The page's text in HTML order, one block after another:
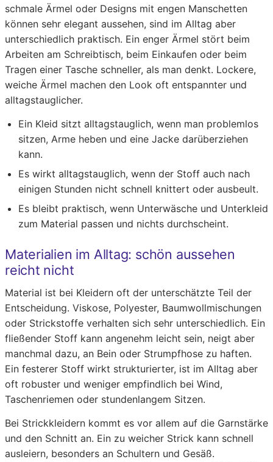
schmale Ärmel oder Designs mit engen Manschetten
können sehr elegant aussehen, sind im Alltag aber
unterschiedlich praktisch. Ein enger Ärmel stört beim
Arbeiten am Schreibtisch, beim Einkaufen oder beim
Tragen einer Tasche schneller, als man denkt. Lockere,
weiche Ärmel machen den Look oft entspannter und
alltagstauglicher.
Ein Kleid sitzt alltagstauglich, wenn man problemlos
sitzen, Arme heben und eine Jacke darüberziehen
kann.
Es wirkt alltagstauglich, wenn der Stoff auch nach
einigen Stunden nicht schnell knittert oder ausbeult.
Es bleibt praktisch, wenn Unterwäsche und Unterkleid
zum Material passen und nichts durchscheint.
Materialien im Alltag: schön aussehen
reicht nicht
Material ist bei Kleidern oft der unterschätzte Teil der
Entscheidung. Viskose, Polyester, Baumwollmischungen
oder Strickstoffe verhalten sich sehr unterschiedlich. Ein
fließender Stoff kann angenehm leicht sein, neigt aber
manchmal dazu, an Bein oder Strumpfhose zu haften.
Ein festerer Stoff wirkt strukturierter, ist im Alltag aber
oft robuster und weniger empfindlich bei Wind,
Taschenriemen oder stundenlangem Sitzen.
Bei Strickkleidern kommt es vor allem auf die Garnstärke
und den Schnitt an. Ein zu weicher Strick kann schnell
ausleiern, besonders an Schultern und Gesäß.